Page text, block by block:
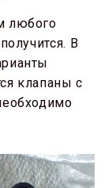
любого
В
клапаны с